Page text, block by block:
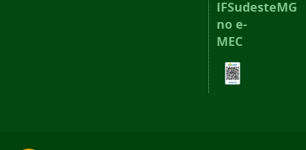
IFSudesteMG
no e-
MEC